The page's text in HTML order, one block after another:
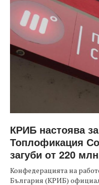
КРИБ настоява
Топлофикация
загуби от 220
Конфедерацията на
България (КРИБ)